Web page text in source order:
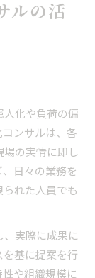
ルの活
化や負荷の偏
ンサルは、各
の実情に即し
日々の業務を
れた人員でも
実際に成果に
基に提案を行
や組織規模に